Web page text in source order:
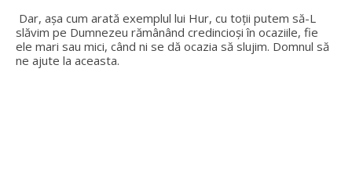
Dar, așa cum arată exemplul lui Hur, cu toții putem să-L
slăvim pe Dumnezeu rămânând credincioși în ocaziile, fie
ele mari sau mici, când ni se dă ocazia să slujim. Domnul să
ne ajute la aceasta.